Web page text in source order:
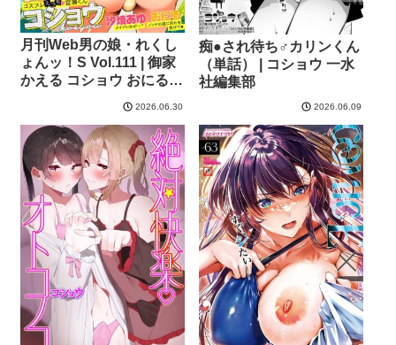
月刊Web男の娘・れくし
ょんッ！S Vol.111 | 御家
かえる コショウ おにる
汐焼あゆ スノウ 蒂絵夢
一水社編集部 湯本ユヅキ
2026.06.30
痴●され待ち♂カリンくん
（単話） | コショウ 一水
社編集部
2026.06.09